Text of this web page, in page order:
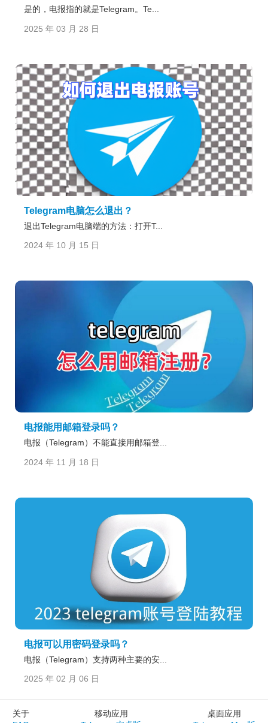
是的，电报指的就是Telegram。Te...
2025 年 03 月 28 日
Telegram电脑怎么退出？
退出Telegram电脑端的方法：打开T...
2024 年 10 月 15 日
电报能用邮箱登录吗？
电报（Telegram）不能直接用邮箱登...
2024 年 11 月 18 日
电报可以用密码登录吗？
电报（Telegram）支持两种主要的安...
2025 年 02 月 06 日
关于
移动应用
桌面应用